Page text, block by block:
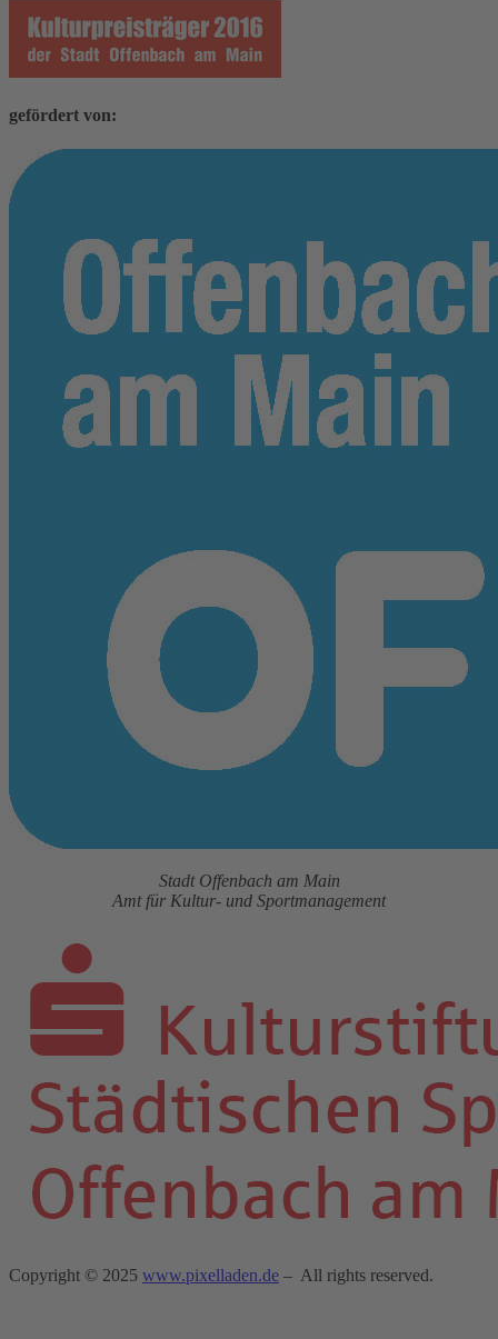
gefördert von:
Stadt Offenbach am Main
Amt für Kultur- und Sportmanagement
Copyright © 2025 www.pixelladen.de – All rights reserved.